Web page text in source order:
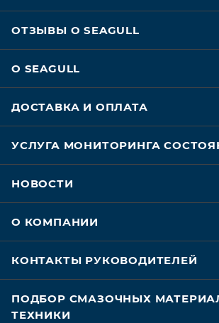
ОТЗЫВЫ О SEAGULL
О SEAGULL
ДОСТАВКА И ОПЛАТА
УСЛУГА МОНИТОРИНГА
НОВОСТИ
О КОМПАНИИ
КОНТАКТЫ РУКОВОДИТЕЛЕЙ
ПОДБОР СМАЗОЧНЫХ
ТЕХНИКИ